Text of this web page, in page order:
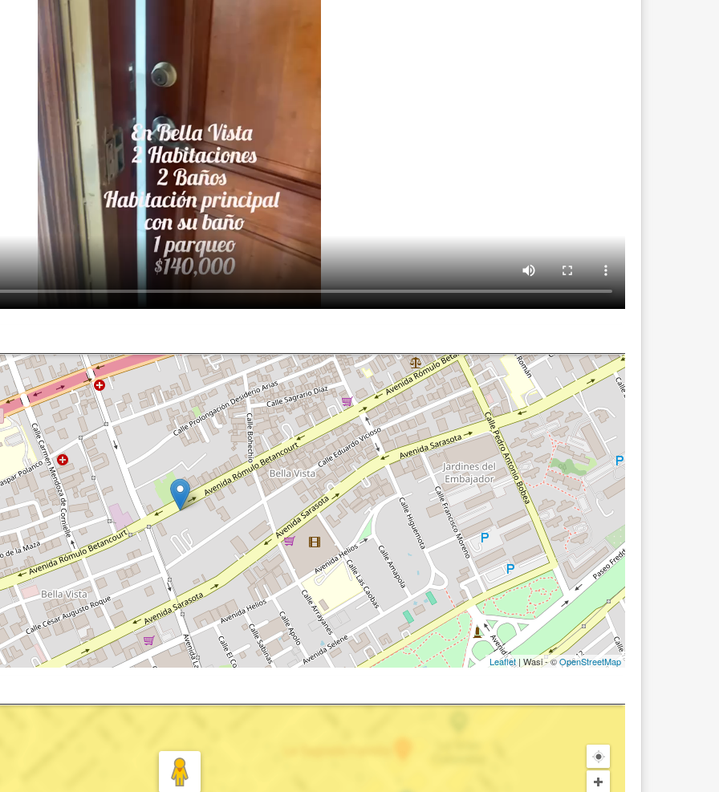
Leaflet| Wasi - ©OpenStreetMap